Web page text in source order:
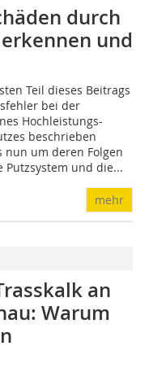
durch
und
Teil dieses Beitrags
bei der
Hochleistungs-
beschrieben
nun um deren Folgen
Putzsystem und die...
mehr
an
Warum